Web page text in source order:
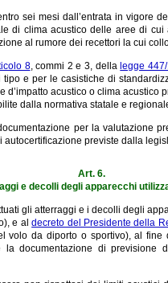
sei mesi dall’entrata in vigore
di clima acustico delle aree di cui
al rumore dei recettori la cui
8, commi 2 e 3, della legge
e per le casistiche di
acustico o clima
dalla normativa statale e
per la valutazione
previste dalla
Art. 6.
e decolli degli apparecchi
gli atterraggi e i decolli degli
e aldecreto del Presidente della
volo da diporto o sportivo), al
la documentazione di